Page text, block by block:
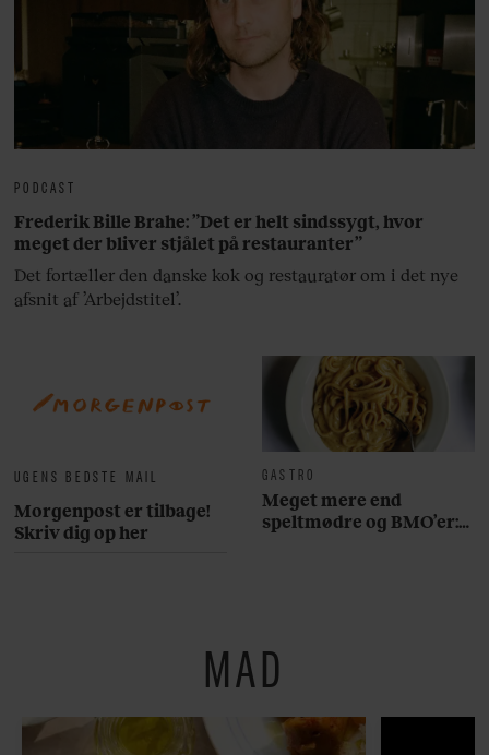
UGENS BEDSTE MAIL
Morgenpost er tilbage!
Skriv dig op her
GASTRO
Meget mere end
speltmødre og BMO’er:
PODCAST
Frederik Bille Brahe: ”Det er helt sindssygt, hvor
meget der bliver stjålet på restauranter”
Det fortæller den danske kok og restauratør om i det nye
afsnit af ’Arbejdstitel’.
MAD